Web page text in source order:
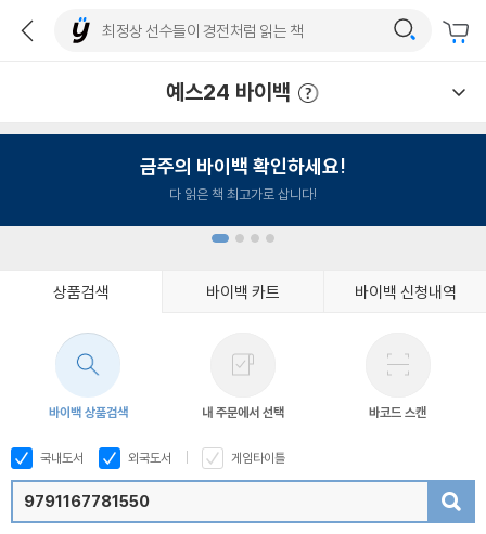
예스24 바이백
금주의 바이백 확인하세요!
다 읽은 책 최고가로 삽니다!
상품검색 바이백 카트 바이백 신청내역
바이백 상품검색 내 주문에서 선택 바코드 스캔
국내도서 외국도서 게임타이틀